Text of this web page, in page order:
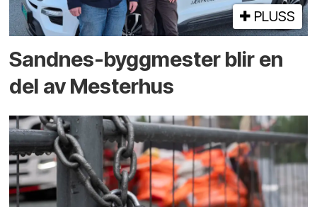
PLUSS
Sandnes-byggmester blir en
del av Mesterhus